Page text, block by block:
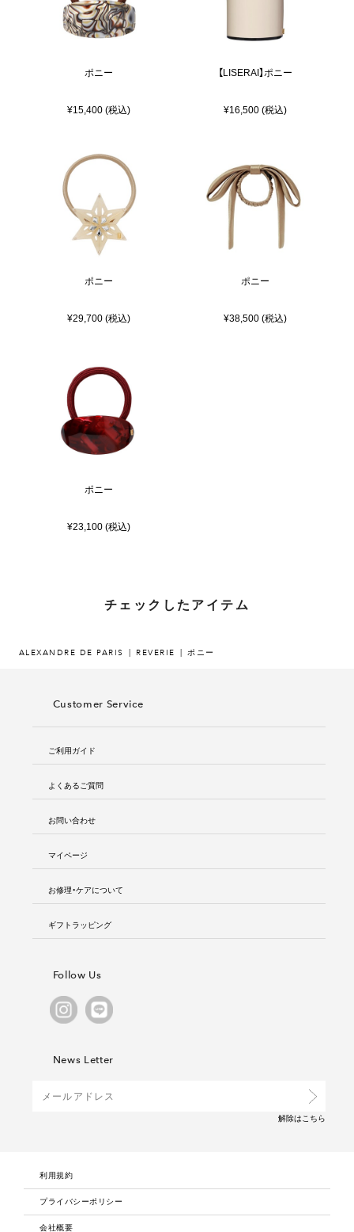
ポニー
¥15,400 (税込)
【LISERAI】ポニー
¥16,500 (税込)
ポニー
¥29,700 (税込)
ポニー
¥38,500 (税込)
ポニー
¥23,100 (税込)
チェックしたアイテム
ALEXANDRE DE PARIS REVERIE ポニー
Customer Service
ご利用ガイド
よくあるご質問
お問い合わせ
マイページ
お修理・ケアについて
ギフトラッピング
Follow Us
News Letter
解除は こちら
利用規約
プライバシーポリシー
会社概要